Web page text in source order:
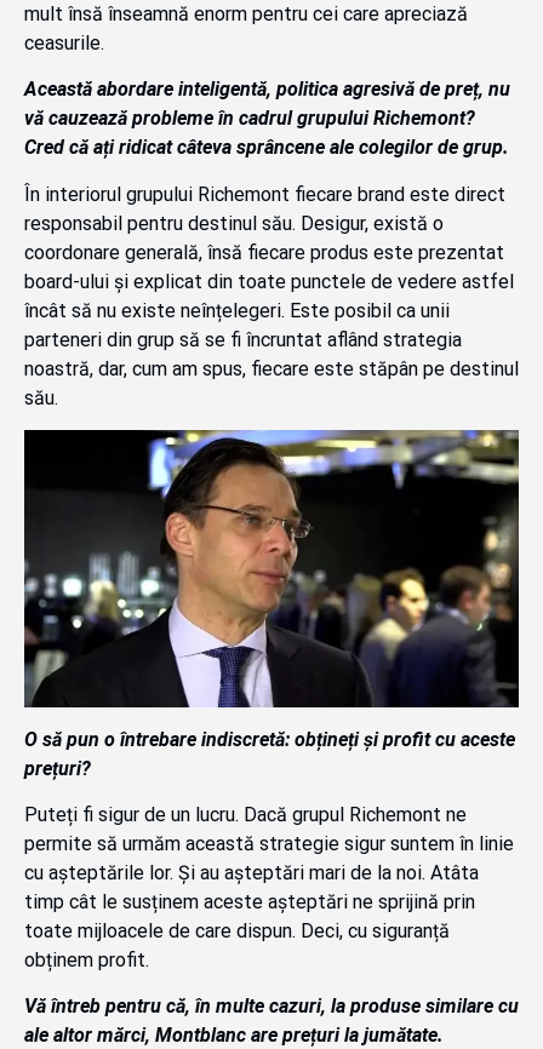
mult însă înseamnă enorm pentru cei care apreciază
ceasurile.
Această abordare inteligentă, politica agresivă de preț, nu
vă cauzează probleme în cadrul grupului Richemont?
Cred că ați ridicat câteva sprâncene ale colegilor de grup.
În interiorul grupului Richemont fiecare brand este direct
responsabil pentru destinul său. Desigur, există o
coordonare generală, însă fiecare produs este prezentat
board-ului și explicat din toate punctele de vedere astfel
încât să nu existe neînțelegeri. Este posibil ca unii
parteneri din grup să se fi încruntat aflând strategia
noastră, dar, cum am spus, fiecare este stăpân pe destinul
său.
O să pun o întrebare indiscretă: obțineți și profit cu aceste
prețuri?
Puteți fi sigur de un lucru. Dacă grupul Richemont ne
permite să urmăm această strategie sigur suntem în linie
cu așteptările lor. Și au așteptări mari de la noi. Atâta
timp cât le susținem aceste așteptări ne sprijină prin
toate mijloacele de care dispun. Deci, cu siguranță
obținem profit.
Vă întreb pentru că, în multe cazuri, la produse similare cu
ale altor mărci, Montblanc are prețuri la jumătate.